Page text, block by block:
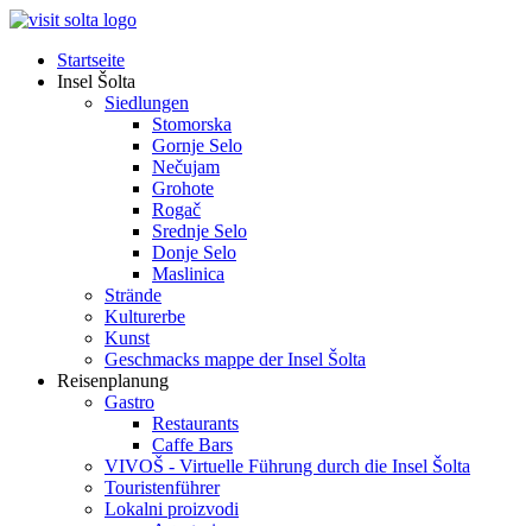
Startseite
Insel Šolta
Siedlungen
Stomorska
Gornje Selo
Nečujam
Grohote
Rogač
Srednje Selo
Donje Selo
Maslinica
Strände
Kulturerbe
Kunst
Geschmacks mappe der Insel Šolta
Reisenplanung
Gastro
Restaurants
Caffe Bars
VIVOŠ - Virtuelle Führung durch die Insel Šolta
Touristenführer
Lokalni proizvodi